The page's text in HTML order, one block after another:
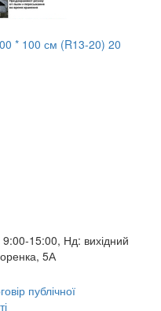
* 100 см (R13-20) 20
15:00, Нд: вихідний
5А
публічної